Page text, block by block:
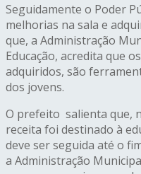
Seguidamente o Poder
melhorias na sala e
que, a Administração
Educação, acredita que
adquiridos, são
dos jovens.
O prefeito salienta que,
receita foi destinado à
deve ser seguida até o
a Administração